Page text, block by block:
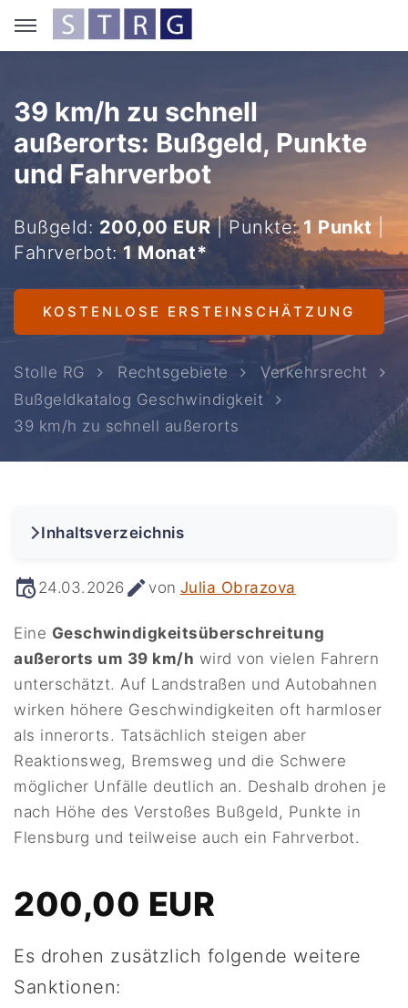
39 km/h zu schnell
außerorts: Bußgeld, Punkte
und Fahrverbot
Bußgeld: 200,00 EUR| Punkte: 1 Punkt
Fahrverbot: 1 Monat*
KOSTENLOSE ERSTEINSCHÄTZUNG
Stolle RG Rechtsgebiete
Verkehrsrecht
Bußgeldkatalog Geschwindigkeit
39 km/h zu schnell außerorts
24.03.2026 von Julia Obrazova
Eine Geschwindigkeitsüberschreitung
außerorts um 39 km/h wird von vielen Fahrern
unterschätzt. Auf Landstraßen und Autobahnen
wirken höhere Geschwindigkeiten oft harmloser
als innerorts. Tatsächlich steigen aber
Reaktionsweg, Bremsweg und die Schwere
möglicher Unfälle deutlich an. Deshalb drohen je
nach Höhe des Verstoßes Bußgeld, Punkte in
Flensburg und teilweise auch ein Fahrverbot.
200,00 EUR
Es drohen zusätzlich folgende weitere
Sanktionen:
Inhaltsverzeichnis